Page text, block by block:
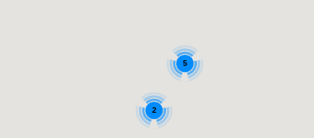
5
2